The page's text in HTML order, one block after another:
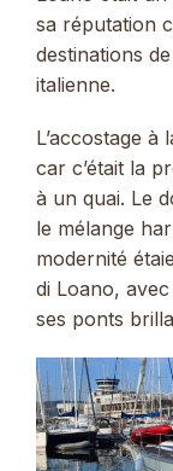
sa réputation
destinations
italienne.
L’accostage
car c’était la
à un quai. Le
le mélange
modernité
di Loano,
ses ponts